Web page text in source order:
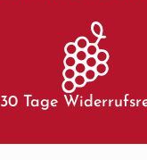
30 Tage